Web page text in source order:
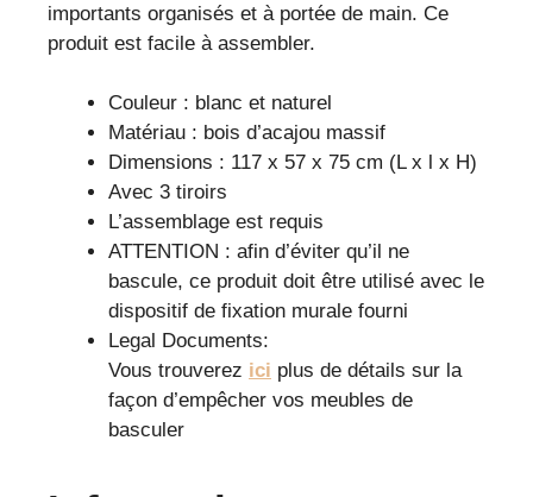
importants organisés et à portée de main. Ce
produit est facile à assembler.
Couleur : blanc et naturel
Matériau : bois d’acajou massif
Dimensions : 117 x 57 x 75 cm (L x l x H)
Avec 3 tiroirs
L’assemblage est requis
ATTENTION : afin d’éviter qu’il ne
bascule, ce produit doit être utilisé avec le
dispositif de fixation murale fourni
Legal Documents:
Vous trouverez ici plus de détails sur la
façon d’empêcher vos meubles de
basculer